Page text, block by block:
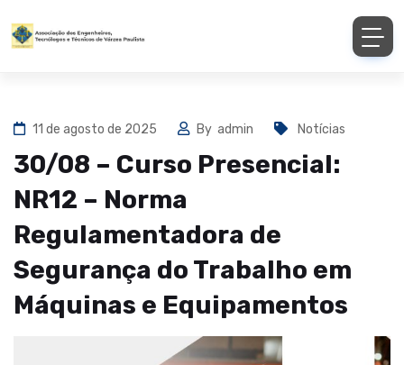
11 de agosto de 2025 By admin Notícias
30/08 – Curso Presencial:
NR12 – Norma
Regulamentadora de
Segurança do Trabalho em
Máquinas e Equipamentos